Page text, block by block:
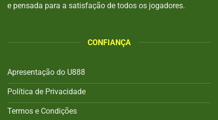
e pensada para a satisfação de todos os jogadores.
CONFIANÇA
Apresentação do U888
Política de Privacidade
Termos e Condições